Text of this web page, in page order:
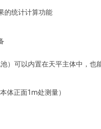
的统计计算功能
）可以内置在天平主体中，也
体正面1m处测量）